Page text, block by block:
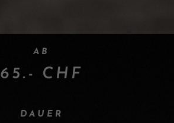
AB
65.- CHF
DAUER